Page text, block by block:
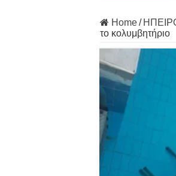
Home/
το κολυμβητήριο